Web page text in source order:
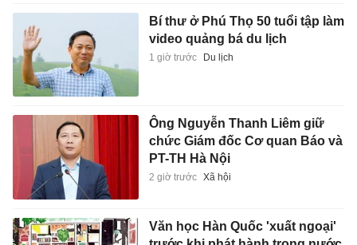
Bí thư ở Phú Thọ 50 tuổi tập làm
video quảng bá du lịch
1 giờ trước Du lịch
Ông Nguyễn Thanh Liêm giữ
chức Giám đốc Cơ quan Báo và
PT-TH Hà Nội
2 giờ trước Xã hội
Văn học Hàn Quốc 'xuất ngoại'